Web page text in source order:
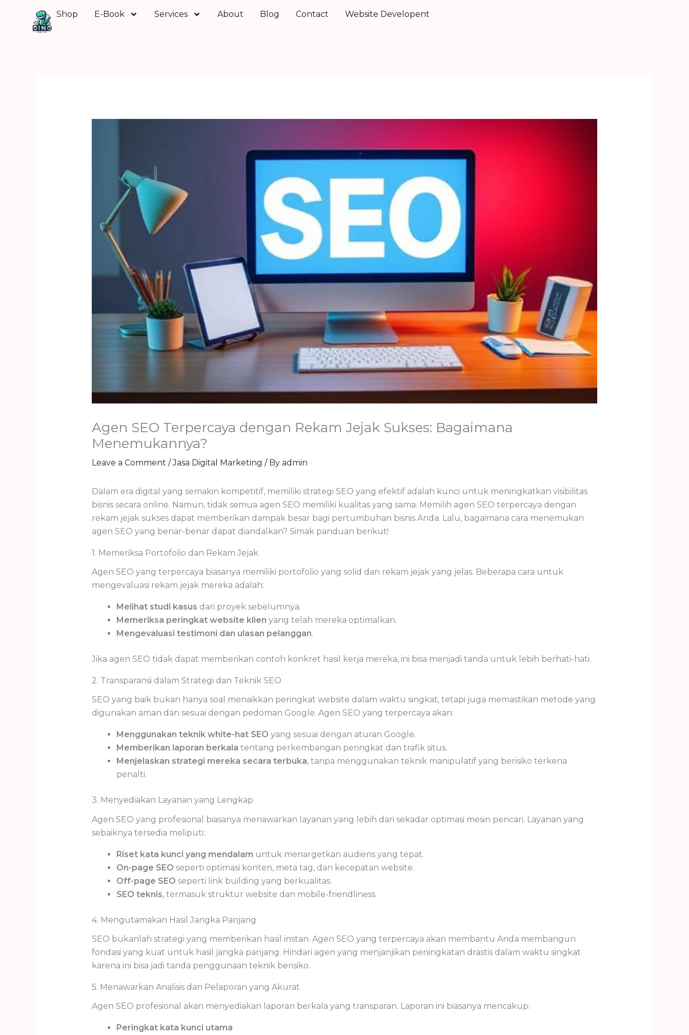
content
Shop E-Book Services About Blog Contact Website Developent
Agen SEO Terpercaya dengan Rekam Jejak Sukses: Bagaimana
Menemukannya?
Leave a Comment /Jasa Digital Marketing / By admin
Dalam era digital yang semakin kompetitif, memiliki strategi SEO yang efektif adalah kunci untuk meningkatkan visibilitas
bisnis secara online. Namun, tidak semua agen SEO memiliki kualitas yang sama. Memilih agen SEO terpercaya dengan
rekam jejak sukses dapat memberikan dampak besar bagi pertumbuhan bisnis Anda. Lalu, bagaimana cara menemukan
agen SEO yang benar-benar dapat diandalkan? Simak panduan berikut!
1. Memeriksa Portofolio dan Rekam Jejak
Agen SEO yang terpercaya biasanya memiliki portofolio yang solid dan rekam jejak yang jelas. Beberapa cara untuk
mengevaluasi rekam jejak mereka adalah:
Melihat studi kasus dari proyek sebelumnya.
Memeriksa peringkat website klien yang telah mereka optimalkan.
Mengevaluasi testimoni dan ulasan pelanggan.
Jika agen SEO tidak dapat memberikan contoh konkret hasil kerja mereka, ini bisa menjadi tanda untuk lebih berhati-hati.
2. Transparansi dalam Strategi dan Teknik SEO
SEO yang baik bukan hanya soal menaikkan peringkat website dalam waktu singkat, tetapi juga memastikan metode yang
digunakan aman dan sesuai dengan pedoman Google. Agen SEO yang terpercaya akan:
Menggunakan teknik white-hat SEO yang sesuai dengan aturan Google.
Memberikan laporan berkala tentang perkembangan peringkat dan trafik situs.
Menjelaskan strategi mereka secara terbuka, tanpa menggunakan teknik manipulatif yang berisiko terkena
penalti.
3. Menyediakan Layanan yang Lengkap
Agen SEO yang profesional biasanya menawarkan layanan yang lebih dari sekadar optimasi mesin pencari. Layanan yang
sebaiknya tersedia meliputi:
Riset kata kunci yang mendalam untuk menargetkan audiens yang tepat.
On-page SEO seperti optimasi konten, meta tag, dan kecepatan website.
Off-page SEO seperti link building yang berkualitas.
SEO teknis, termasuk struktur website dan mobile-friendliness.
4. Mengutamakan Hasil Jangka Panjang
SEO bukanlah strategi yang memberikan hasil instan. Agen SEO yang terpercaya akan membantu Anda membangun
fondasi yang kuat untuk hasil jangka panjang. Hindari agen yang menjanjikan peningkatan drastis dalam waktu singkat
karena ini bisa jadi tanda penggunaan teknik berisiko.
5. Menawarkan Analisis dan Pelaporan yang Akurat
Agen SEO profesional akan menyediakan laporan berkala yang transparan. Laporan ini biasanya mencakup:
Peringkat kata kunci utama